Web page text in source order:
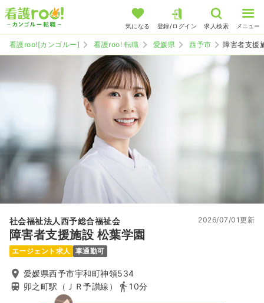
気になる 登録/ログイン 求人検索 メニュー
看護roo![カンゴルー] 看護roo! 転職 愛媛県 西予市 障害者支援
社会福祉法人西予総合福祉会
障害者支援施設 松葉学園
2026/07/01更新
エージェント求人 車通勤可
愛媛県西予市宇和町神領534
卯之町駅（ＪＲ予讃線）
10分